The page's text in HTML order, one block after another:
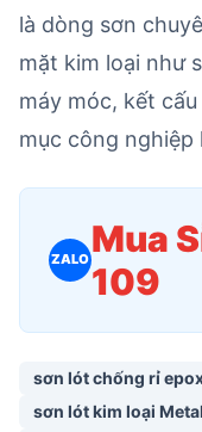
là dòng sơn
mặt kim loại như
máy móc, kết
mục công nghiệp
ZALO Mua
109
sơn lót chống rỉ
sơn lót kim loại